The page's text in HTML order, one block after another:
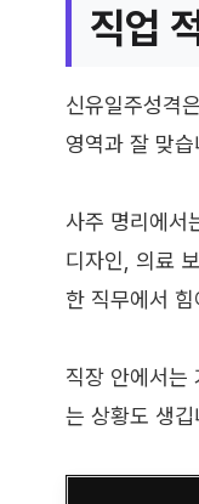
직업
신유일주성격
영역과 잘 맞
사주 명리에서
디자인, 의료
한 직무에서
직장 안에서는
는 상황도 생